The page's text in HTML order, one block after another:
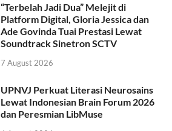
“Terbelah Jadi Dua” Melejit di
Platform Digital, Gloria Jessica dan
Ade Govinda Tuai Prestasi Lewat
Soundtrack Sinetron SCTV
7 August 2026
UPNVJ Perkuat Literasi Neurosains
Lewat Indonesian Brain Forum 2026
dan Peresmian LibMuse